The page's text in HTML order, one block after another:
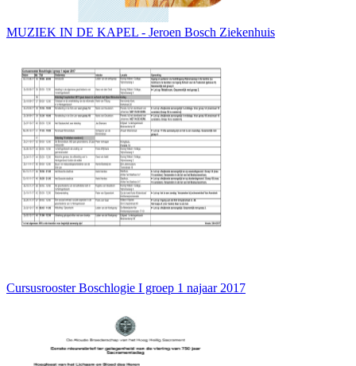
MUZIEK IN DE KAPEL - Jeroen Bosch Ziekenhuis
Cursusrooster Boschlogie I groep 1 najaar 2017